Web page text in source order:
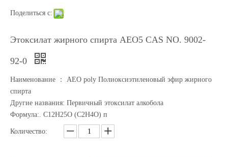
Поделиться с:
Этоксилат жирного спирта AEO5 CAS NO. 9002-
92-0
Наименование ： AEO poly Полиоксиэтиленовый эфир жирного
спирта
Другие названия: Первичный этоксилат алкобола
Формула:. C12H25O (C2H4O) п
Количество: